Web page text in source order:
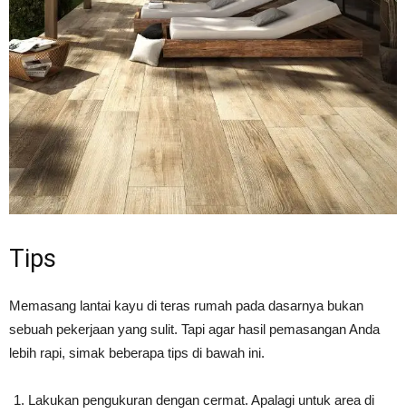
Tips
Memasang lantai kayu di teras rumah pada dasarnya bukan
sebuah pekerjaan yang sulit. Tapi agar hasil pemasangan Anda
lebih rapi, simak beberapa tips di bawah ini.
Lakukan pengukuran dengan cermat. Apalagi untuk area di